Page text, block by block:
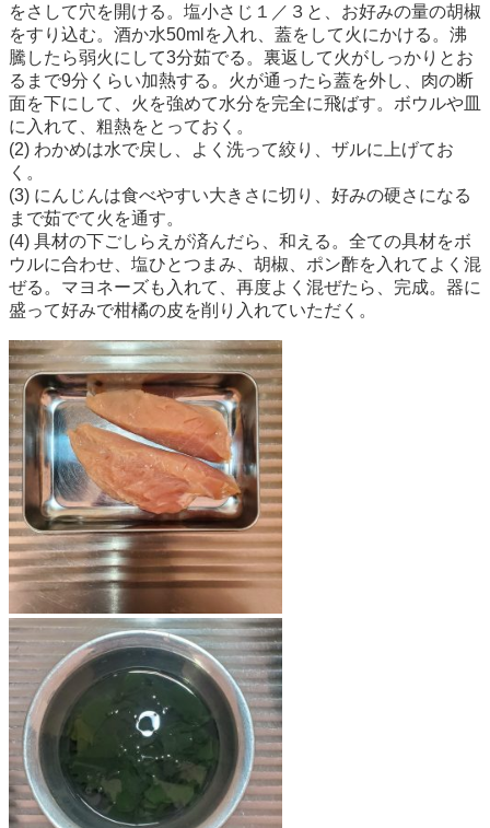
をさして穴を開ける。塩小さじ１／３と、お好みの量の胡椒
をすり込む。酒か水50mlを入れ、蓋をして火にかける。沸
騰したら弱火にして3分茹でる。裏返して火がしっかりとお
るまで9分くらい加熱する。火が通ったら蓋を外し、肉の断
面を下にして、火を強めて水分を完全に飛ばす。ボウルや皿
に入れて、粗熱をとっておく。
(2) わかめは水で戻し、よく洗って絞り、ザルに上げてお
く。
(3) にんじんは食べやすい大きさに切り、好みの硬さになる
まで茹でて火を通す。
(4) 具材の下ごしらえが済んだら、和える。全ての具材をボ
ウルに合わせ、塩ひとつまみ、胡椒、ポン酢を入れてよく混
ぜる。マヨネーズも入れて、再度よく混ぜたら、完成。器に
盛って好みで柑橘の皮を削り入れていただく。